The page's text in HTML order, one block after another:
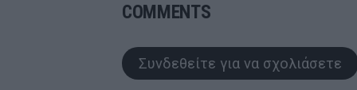
COMMENTS
Συνδεθείτε για να σχολιάσετε